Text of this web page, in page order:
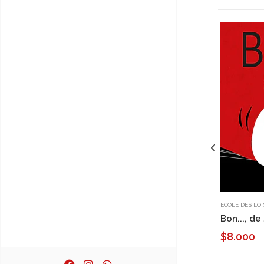
ECOLE DES
Bon...,
$8.000